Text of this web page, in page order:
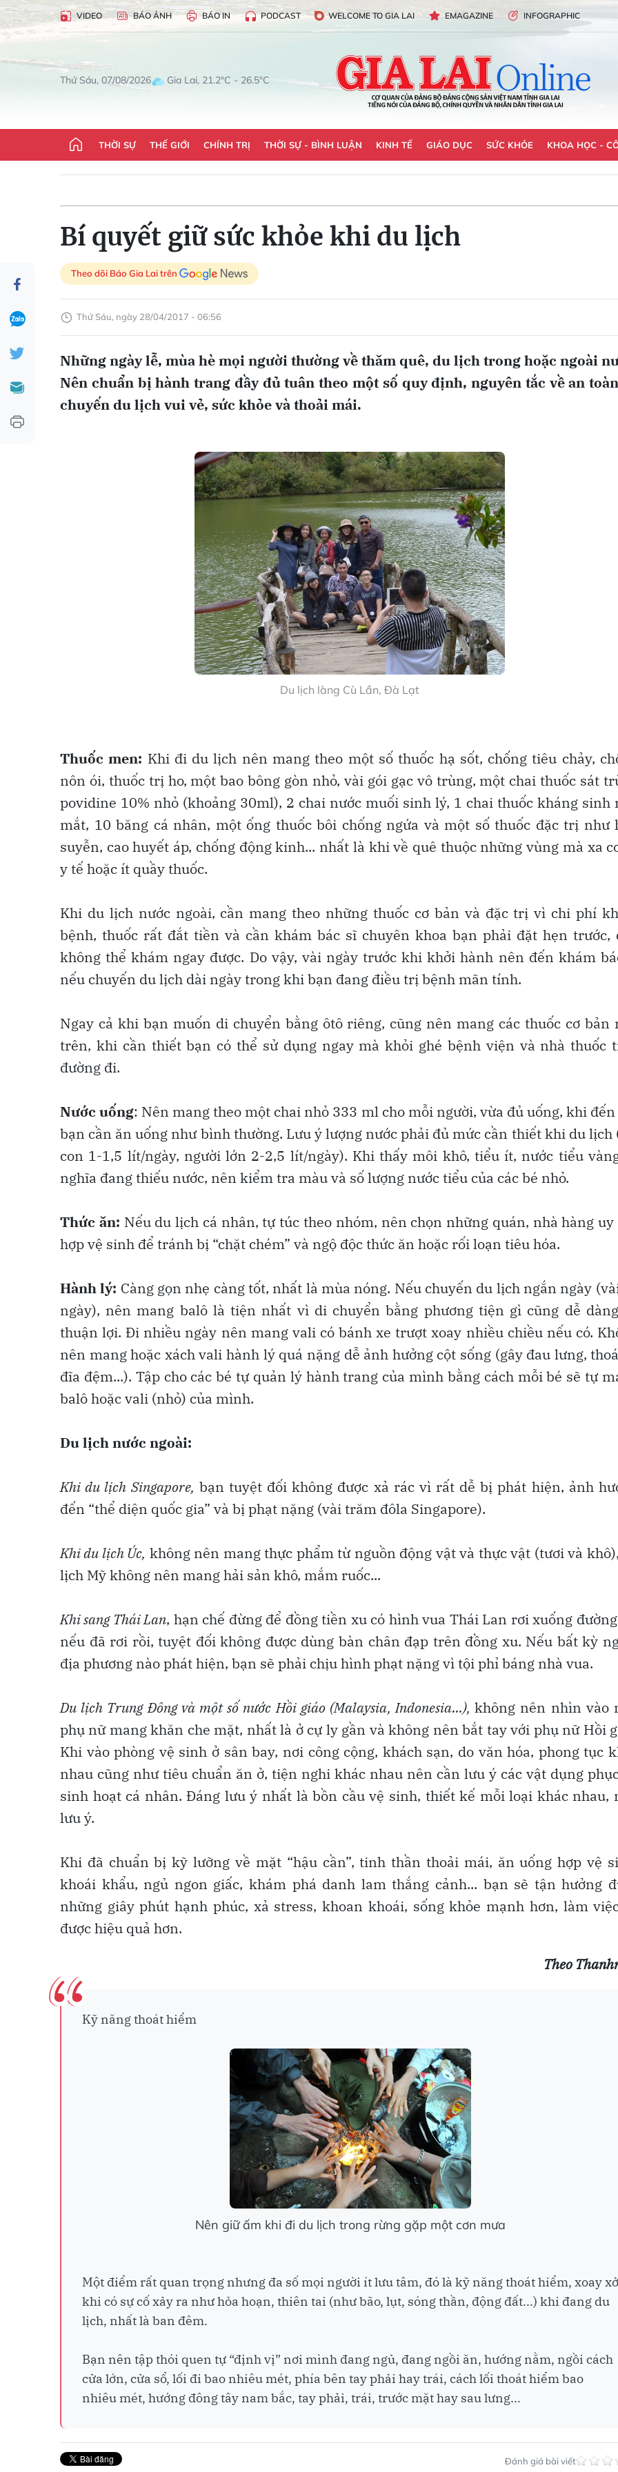
VIDEO BÁO ẢNH BÁO IN PODCAST WELCOME TO GIA LAI EMAGAZINE INFOGRAPHIC
Thứ Sáu, 07/08/2026 Gia Lai, 21.2°C - 26.5°C
THỜI SỰ THẾ GIỚI CHÍNH TRỊ THỜI SỰ - BÌNH LUẬN KINH TẾ GIÁO DỤC SỨC KHỎE KHOA HỌC -
Bí quyết giữ sức khỏe khi du lịch
Theo dõi Báo Gia Lai trên
Thứ Sáu, ngày 28/04/2017 - 06:56
Những ngày lễ, mùa hè mọi người thường về thăm quê, du lịch trong hoặc ngoài
Nên chuẩn bị hành trang đầy đủ tuân theo một số quy định, nguyên tắc về an
chuyến du lịch vui vẻ, sức khỏe và thoải mái.
Du lịch làng Cù Lần, Đà Lạt
Thuốc men: Khi đi du lịch nên mang theo một số thuốc hạ sốt, chống tiêu chảy,
nôn ói, thuốc trị ho, một bao bông gòn nhỏ, vài gói gạc vô trùng, một chai thuốc sát
povidine 10% nhỏ (khoảng 30ml), 2 chai nước muối sinh lý, 1 chai thuốc kháng sinh
mắt, 10 băng cá nhân, một ống thuốc bôi chống ngứa và một số thuốc đặc trị như
suyễn, cao huyết áp, chống động kinh... nhất là khi về quê thuộc những vùng mà xa
y tế hoặc ít quầy thuốc.
Khi du lịch nước ngoài, cần mang theo những thuốc cơ bản và đặc trị vì chi phí
bệnh, thuốc rất đắt tiền và cần khám bác sĩ chuyên khoa bạn phải đặt hẹn trước,
không thể khám ngay được. Do vậy, vài ngày trước khi khởi hành nên đến khám
nếu chuyến du lịch dài ngày trong khi bạn đang điều trị bệnh mãn tính.
Ngay cả khi bạn muốn di chuyển bằng ôtô riêng, cũng nên mang các thuốc cơ bản
trên, khi cần thiết bạn có thể sử dụng ngay mà khỏi ghé bệnh viện và nhà thuốc
đường đi.
Nước uống: Nên mang theo một chai nhỏ 333 ml cho mỗi người, vừa đủ uống, khi
bạn cần ăn uống như bình thường. Lưu ý lượng nước phải đủ mức cần thiết khi du lịch
con 1-1,5 lít/ngày, người lớn 2-2,5 lít/ngày). Khi thấy môi khô, tiểu ít, nước tiểu
nghĩa đang thiếu nước, nên kiểm tra màu và số lượng nước tiểu của các bé nhỏ.
Thức ăn: Nếu du lịch cá nhân, tự túc theo nhóm, nên chọn những quán, nhà hàng
hợp vệ sinh để tránh bị “chặt chém” và ngộ độc thức ăn hoặc rối loạn tiêu hóa.
Hành lý: Càng gọn nhẹ càng tốt, nhất là mùa nóng. Nếu chuyến du lịch ngắn ngày
ngày), nên mang balô là tiện nhất vì di chuyển bằng phương tiện gì cũng dễ
thuận lợi. Đi nhiều ngày nên mang vali có bánh xe trượt xoay nhiều chiều nếu có.
nên mang hoặc xách vali hành lý quá nặng dễ ảnh hưởng cột sống (gây đau lưng,
đĩa đệm...). Tập cho các bé tự quản lý hành trang của mình bằng cách mỗi bé sẽ tự
balô hoặc vali (nhỏ) của mình.
Du lịch nước ngoài:
Khi du lịch Singapore, bạn tuyệt đối không được xả rác vì rất dễ bị phát hiện, ảnh
đến “thể diện quốc gia” và bị phạt nặng (vài trăm đôla Singapore).
Khi du lịch Úc, không nên mang thực phẩm từ nguồn động vật và thực vật (tươi và
lịch Mỹ không nên mang hải sản khô, mắm ruốc...
Khi sang Thái Lan, hạn chế đừng để đồng tiền xu có hình vua Thái Lan rơi xuống
nếu đã rơi rồi, tuyệt đối không được dùng bàn chân đạp trên đồng xu. Nếu bất kỳ
địa phương nào phát hiện, bạn sẽ phải chịu hình phạt nặng vì tội phỉ báng nhà vua.
Du lịch Trung Đông và một số nước Hồi giáo (Malaysia, Indonesia...),không nên nhìn vào
phụ nữ mang khăn che mặt, nhất là ở cự ly gần và không nên bắt tay với phụ nữ Hồi
Khi vào phòng vệ sinh ở sân bay, nơi công cộng, khách sạn, do văn hóa, phong tục
nhau cũng như tiêu chuẩn ăn ở, tiện nghi khác nhau nên cần lưu ý các vật dụng
sinh hoạt cá nhân. Đáng lưu ý nhất là bồn cầu vệ sinh, thiết kế mỗi loại khác nhau,
lưu ý.
Khi đã chuẩn bị kỹ lưỡng về mặt “hậu cần”, tinh thần thoải mái, ăn uống hợp vệ
khoái khẩu, ngủ ngon giấc, khám phá danh lam thắng cảnh... bạn sẽ tận hưởng
những giây phút hạnh phúc, xả stress, khoan khoái, sống khỏe mạnh hơn, làm
được hiệu quả hơn.
Theo
Kỹ năng thoát hiểm
Nên giữ ấm khi đi du lịch trong rừng gặp một cơn mưa
Một điểm rất quan trọng nhưng đa số mọi người ít lưu tâm, đó là kỹ năng thoát hiểm, xoay xở
khi có sự cố xảy ra như hỏa hoạn, thiên tai (như bão, lụt, sóng thần, động đất...) khi đang du
lịch, nhất là ban đêm.
Bạn nên tập thói quen tự “định vị” nơi mình đang ngủ, đang ngồi ăn, hướng nằm, ngồi cách
cửa lớn, cửa sổ, lối đi bao nhiêu mét, phía bên tay phải hay trái, cách lối thoát hiểm bao
nhiêu mét, hướng đông tây nam bắc, tay phải, trái, trước mặt hay sau lưng...
Đánh giá bài viết